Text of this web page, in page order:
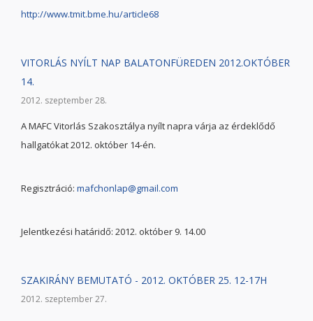
http://www.tmit.bme.hu/article68
VITORLÁS NYÍLT NAP BALATONFÜREDEN 2012.OKTÓBER
14.
2012. szeptember 28.
A MAFC Vitorlás Szakosztálya nyílt napra várja az érdeklődő
hallgatókat 2012. október 14-én.
Regisztráció: mafchonlap@gmail.com
Jelentkezési határidő: 2012. október 9. 14.00
SZAKIRÁNY BEMUTATÓ - 2012. OKTÓBER 25. 12-17H
2012. szeptember 27.